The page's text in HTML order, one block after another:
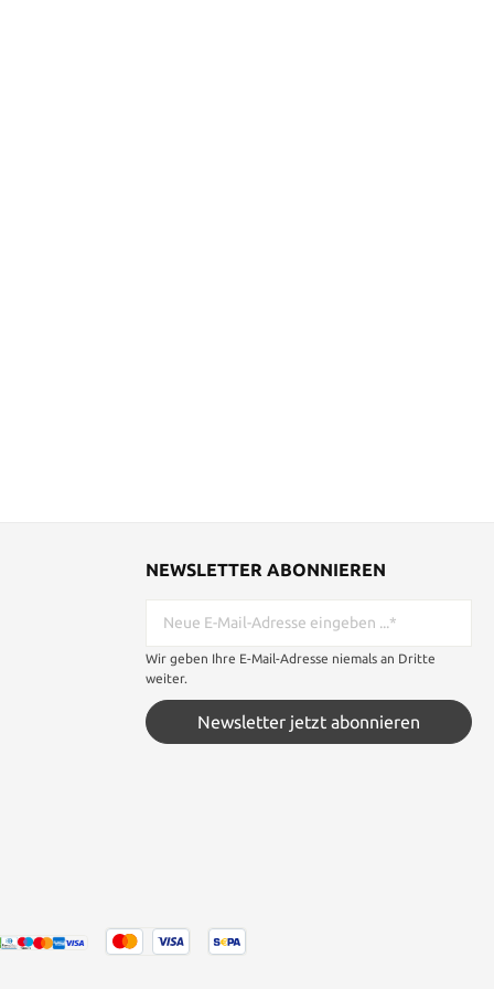
NEWSLETTER ABONNIEREN
Wir geben Ihre E-Mail-Adresse niemals an Dritte
weiter.
Newsletter jetzt abonnieren